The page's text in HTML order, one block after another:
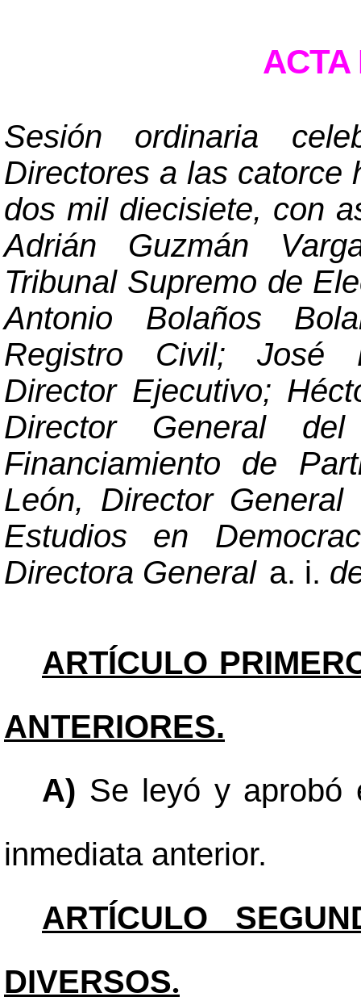
ACTA
Sesión ordinaria
Directores a las catorce
dos mil diecisiete, con
Adrián Guzmán
Tribunal Supremo de
Antonio Bolaños
Registro Civil; José
Director Ejecutivo;
Director General
Financiamiento de
León, Director
Estudios en
Directora General a. i.
ARTÍCULO
ANTERIORES.
A) Se leyó y aprobó
inmediata anterior.
ARTÍCULO
DIVERSOS.